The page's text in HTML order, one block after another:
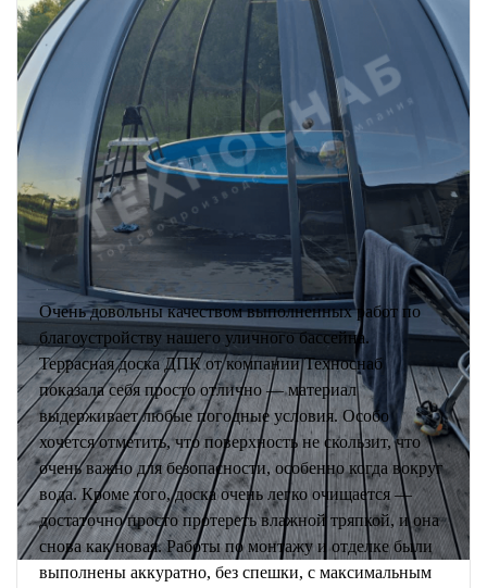
Очень довольны качеством выполненных работ по
благоустройству нашего уличного бассейна.
Террасная доска ДПК от компании Техноснаб
показала себя просто отлично — материал
выдерживает любые погодные условия. Особо
хочется отметить, что поверхность не скользит, что
очень важно для безопасности, особенно когда вокруг
вода. Кроме того, доска очень легко очищается —
достаточно просто протереть влажной тряпкой, и она
снова как новая. Работы по монтажу и отделке были
выполнены аккуратно, без спешки, с максимальным